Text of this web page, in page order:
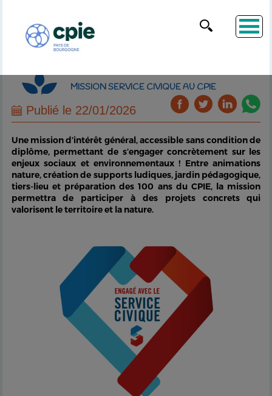
MISSION SERVICE CIVIQUE AU CPIE
Publié le 22/01/2026
Une mission d’intérêt général, accessible sans condition de
diplôme, permettant de s’engager concrètement sur les
enjeux sociaux et environnementaux ! Entre animations
nature, création de supports ludiques, jardin pédagogique,
tiers-lieu et préparation des 100 ans du CPIE, la mission
permettra de participer à des projets concrets qui
valorisent le territoire et la nature.